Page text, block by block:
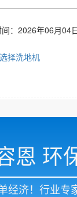
间：2026年06月04
择洗地机
恩 环
经济！行业专